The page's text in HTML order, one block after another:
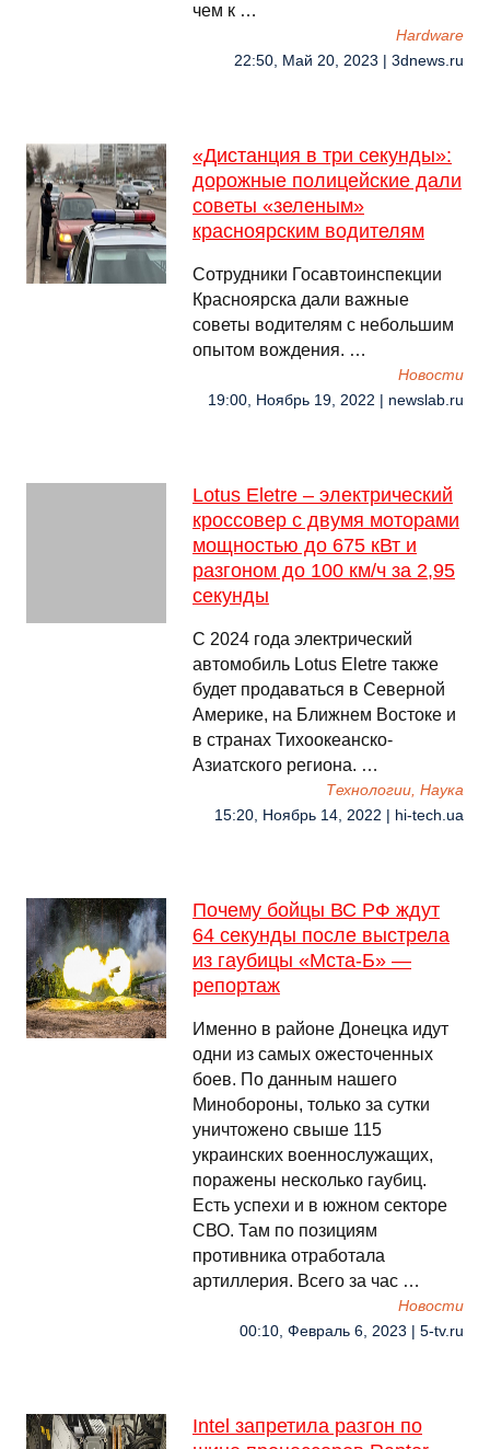
чем к …
Hardware
22:50, Май 20, 2023 | 3dnews.ru
«Дистанция в три секунды»:
дорожные полицейские дали
советы «зеленым»
красноярским водителям
Сотрудники Госавтоинспекции
Красноярска дали важные
советы водителям с небольшим
опытом вождения. …
Новости
19:00, Ноябрь 19, 2022 | newslab.ru
Lotus Eletre – электрический
кроссовер с двумя моторами
мощностью до 675 кВт и
разгоном до 100 км/ч за 2,95
секунды
С 2024 года электрический
автомобиль Lotus Eletre также
будет продаваться в Северной
Америке, на Ближнем Востоке и
в странах Тихоокеанско-
Азиатского региона. …
Технологии, Наука
15:20, Ноябрь 14, 2022 | hi-tech.ua
Почему бойцы ВС РФ ждут
64 секунды после выстрела
из гаубицы «Мста-Б» —
репортаж
Именно в районе Донецка идут
одни из самых ожесточенных
боев. По данным нашего
Минобороны, только за сутки
уничтожено свыше 115
украинских военнослужащих,
поражены несколько гаубиц.
Есть успехи и в южном секторе
СВО. Там по позициям
противника отработала
артиллерия. Всего за час …
Новости
00:10, Февраль 6, 2023 | 5-tv.ru
Intel запретила разгон по